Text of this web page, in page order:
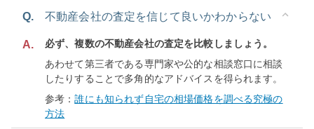
Q. 不動産会社の査定を信じて良いかわからない
A.
必ず、複数の不動産会社の査定を比較しましょう。
あわせて第三者である専門家や公的な相談窓口に相談
したりすることで多角的なアドバイスを得られます。
参考：誰にも知られず自宅の相場価格を調べる究極の
方法